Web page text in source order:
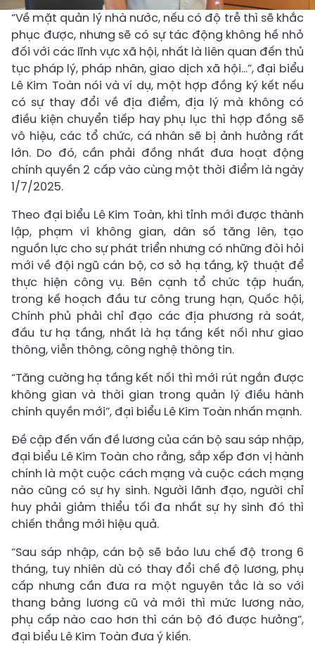
“Về mặt quản lý nhà nước, nếu có độ trễ thì sẽ khắc
phục được, nhưng sẽ có sự tác động không hề nhỏ
đối với các lĩnh vực xã hội, nhất là liên quan đến thủ
tục pháp lý, pháp nhân, giao dịch xã hội…”, đại biểu
Lê Kim Toàn nói và ví dụ, một hợp đồng ký kết nếu
có sự thay đổi về địa điểm, địa lý mà không có
điều kiện chuyển tiếp hay phụ lục thì hợp đồng sẽ
vô hiệu, các tổ chức, cá nhân sẽ bị ảnh hưởng rất
lớn. Do đó, cần phải đồng nhất đưa hoạt động
chính quyền 2 cấp vào cùng một thời điểm là ngày
1/7/2025.
Theo đại biểu Lê Kim Toàn, khi tỉnh mới được thành
lập, phạm vi không gian, dân số tăng lên, tạo
nguồn lực cho sự phát triển nhưng có những đòi hỏi
mới về đội ngũ cán bộ, cơ sở hạ tầng, kỹ thuật để
thực hiện công vụ. Bên cạnh tổ chức tập huấn,
trong kế hoạch đầu tư công trung hạn, Quốc hội,
Chính phủ phải chỉ đạo các địa phương rà soát,
đầu tư hạ tầng, nhất là hạ tầng kết nối như giao
thông, viễn thông, công nghệ thông tin.
“Tăng cường hạ tầng kết nối thì mới rút ngắn được
không gian và thời gian trong quản lý điều hành
chính quyền mới”, đại biểu Lê Kim Toàn nhấn mạnh.
Đề cập đến vấn đề lương của cán bộ sau sáp nhập,
đại biểu Lê Kim Toàn cho rằng, sắp xếp đơn vị hành
chính là một cuộc cách mạng và cuộc cách mạng
nào cũng có sự hy sinh. Người lãnh đạo, người chỉ
huy phải giảm thiểu tối đa nhất sự hy sinh đó thì
chiến thắng mới hiệu quả.
“Sau sáp nhập, cán bộ sẽ bảo lưu chế độ trong 6
tháng, tuy nhiên dù có thay đổi chế độ lương, phụ
cấp nhưng cần đưa ra một nguyên tắc là so với
thang bảng lương cũ và mới thì mức lương nào,
phụ cấp nào cao hơn thì cán bộ đó được hưởng”,
đại biểu Lê Kim Toàn đưa ý kiến.